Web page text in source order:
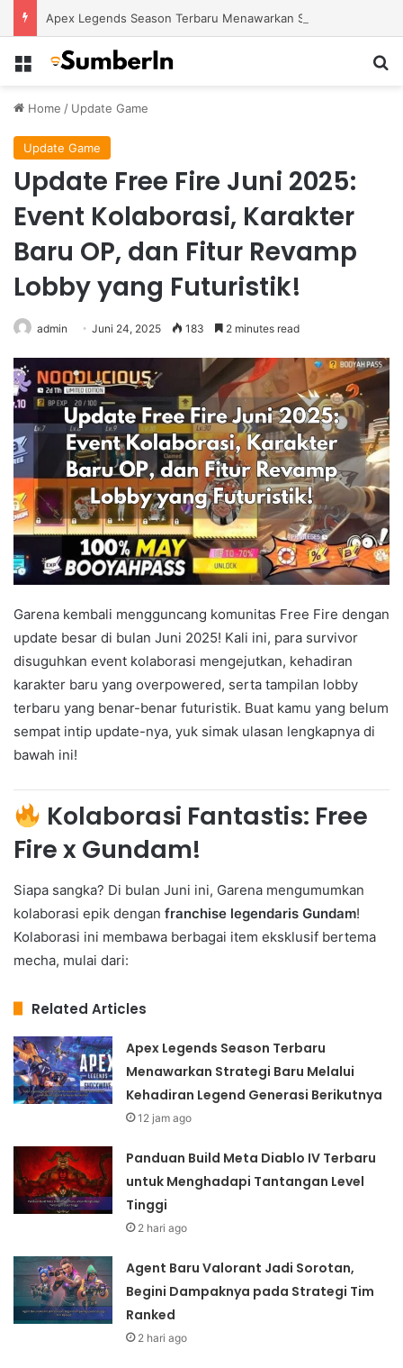
Menu
Home / Update Game
Update Game
Update Free Fire Juni 2025:
Event Kolaborasi, Karakter
Baru OP, dan Fitur Revamp
Lobby yang Futuristik!
admin Juni 24, 2025 183 2 minutes read
Garena kembali mengguncang komunitas Free Fire dengan
update besar di bulan Juni 2025! Kali ini, para survivor
disuguhkan event kolaborasi mengejutkan, kehadiran
karakter baru yang overpowered, serta tampilan lobby
terbaru yang benar-benar futuristik. Buat kamu yang belum
sempat intip update-nya, yuk simak ulasan lengkapnya di
bawah ini!
Kolaborasi Fantastis: Free
Fire x Gundam!
Siapa sangka? Di bulan Juni ini, Garena mengumumkan
kolaborasi epik dengan franchise legendaris Gundam!
Kolaborasi ini membawa berbagai item eksklusif bertema
mecha, mulai dari:
Related Articles
Apex Legends Season Terbaru
Menawarkan Strategi Baru Melalui
Kehadiran Legend Generasi Berikutnya
12 jam ago
Panduan Build Meta Diablo IV Terbaru
untuk Menghadapi Tantangan Level
Tinggi
2 hari ago
Agent Baru Valorant Jadi Sorotan,
Begini Dampaknya pada Strategi Tim
Ranked
2 hari ago